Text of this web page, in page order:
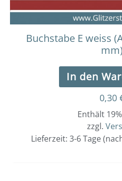
Buchstabe E weiss
mm)
In den
0,30
Enthält
zzgl.
Lieferzeit: 3-6 Tage